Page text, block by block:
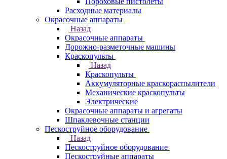
Расходные материалы
Окрасочные аппараты
Назад
Окрасочные аппараты
Дорожно-разметочные машины
Краскопульты
Назад
Краскопульты
Аккумуляторные краскораспылители
Механические краскопульты
Электрические
Окрасочные аппараты и агрегаты
Шпаклевочные станции
Пескоструйное оборудование
Назад
Пескоструйное оборудование
Пескоструйные аппараты